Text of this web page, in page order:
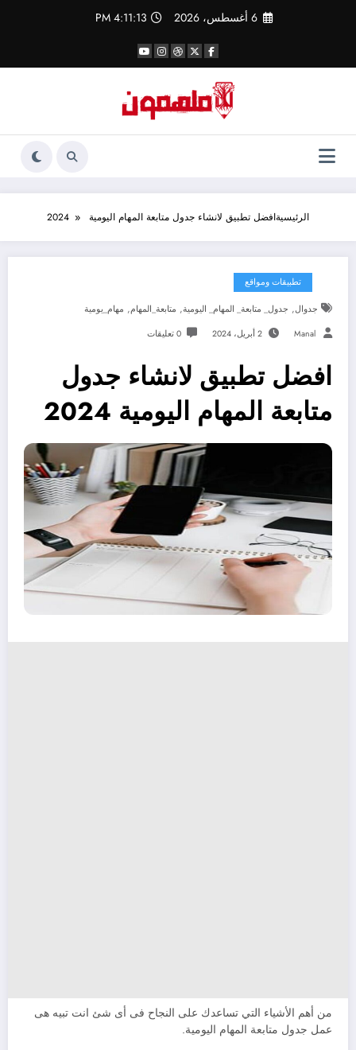
6 أغسطس، 2026 4:11:13 PM
الرئيسيةافضل تطبيق لانشاء جدول متابعة المهام اليومية 2024
تطبيقات ومواقع
جدوال, جدول_ متابعة_ المهام_ اليومية, متابعة_المهام, مهام_يومية
Manal 2 أبريل، 2024 0 تعليقات
افضل تطبيق لانشاء جدول
متابعة المهام اليومية 2024
من أهم الأشياء التي تساعدك على النجاح فى أى شئ انت تبيه هى
عمل جدول متابعة المهام اليومية.